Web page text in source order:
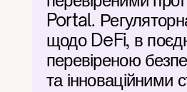
Portal.
щодо DeFi, в
перевіреною
та інноваційними